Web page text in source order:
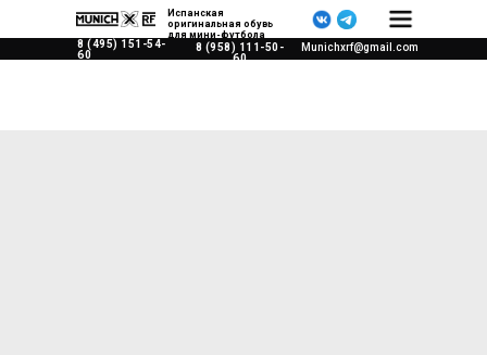
Испанская
оригинальная обувь
для мини-футбола
8 (958) 111-50-
60
8 (495) 151-54-
60
Munichxrf@gmail.com